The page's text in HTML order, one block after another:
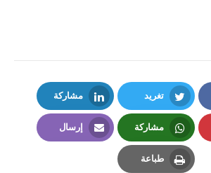
تغريد
Twitter
مشاركة
LinkedIn
مشاركة
Whatsapp
إرسال
طباعة